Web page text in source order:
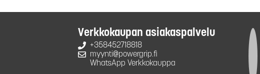
Verkkokaupan asiakaspalvelu
+358452718818
myynti@powergrip.fi
WhatsApp Verkkokauppa